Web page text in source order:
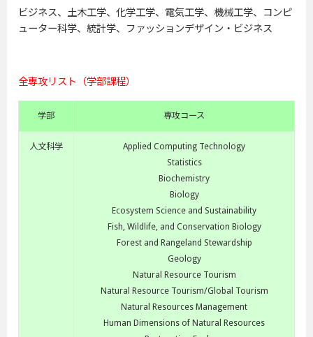
ビジネス、土木工学、化学工学、電気工学、機械工学、コンピ
ューター科学、統計学、ファッションデザイン・ビジネス
全専攻リスト（学部課程）
学部 専攻コース
人文科学
Applied Computing Technology
Statistics
Biochemistry
Biology
Ecosystem Science and Sustainability
Fish, Wildlife, and Conservation Biology
Forest and Rangeland Stewardship
Geology
Natural Resource Tourism
Natural Resource Tourism/Global Tourism
Natural Resources Management
Human Dimensions of Natural Resources